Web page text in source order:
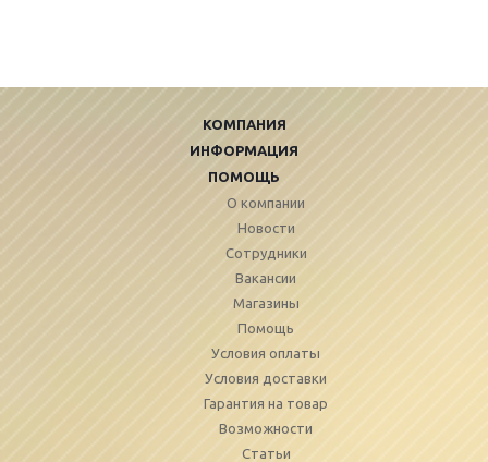
КОМПАНИЯ
ИНФОРМАЦИЯ
ПОМОЩЬ
О компании
Новости
Сотрудники
Вакансии
Магазины
Помощь
Условия оплаты
Условия доставки
Гарантия на товар
Возможности
Статьи